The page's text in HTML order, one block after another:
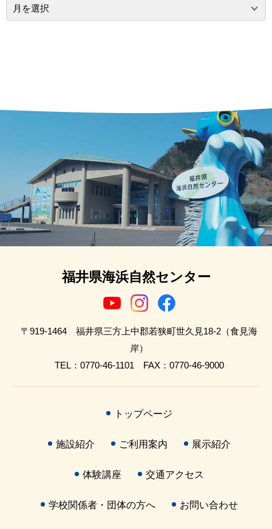
福井県海浜自然センター
〒919-1464 福井県三方上中郡若狭町世久見18-2（食見海
岸）
TEL：0770-46-1101 FAX：0770-46-9000
トップページ
施設紹介 ご利用案内 展示紹介
体験講座 交通アクセス
学校関係者・団体の方へ お問い合わせ